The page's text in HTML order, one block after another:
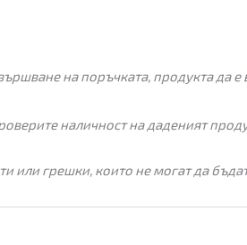
на поръчката, продукта да е
наличност на даденият
или грешки, които не могат да